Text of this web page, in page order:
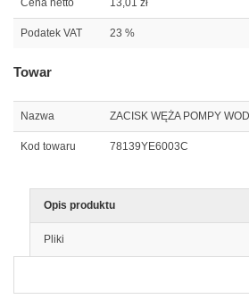
Cena netto 13,01 zł
Podatek VAT 23 %
Towar
Nazwa ZACISK WĘŻA POMPY
Kod towaru 78139YE6003C
Opis produktu
Pliki